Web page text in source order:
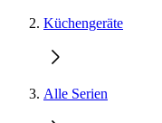
Küchengeräte
Alle Serien